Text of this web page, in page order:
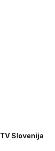
Slovenija